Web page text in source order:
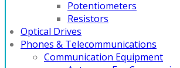
Potentiometers
Resistors
Optical Drives
Phones & Telecommunications
Communication Equipment